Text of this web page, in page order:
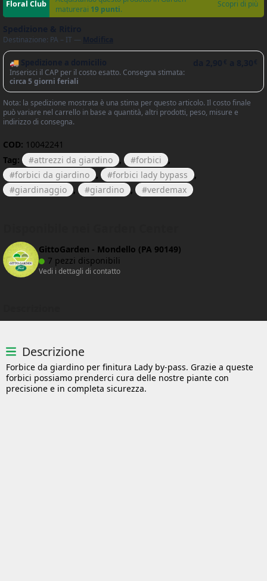
maturerai 19 punti. Scopri di più
Destinazione: PA – IT —
🚚 Spedizione a domicilio
Inserisci il CAP per il costo esatto. Consegna stimata:
circa 5 giorni feriali
Nota: la spedizione mostrata è una stima per questo articolo. Il costo finale
può variare nel carrello in base a quantità, altri prodotti, peso, misure e
indirizzo di consegna.
COD: 10042241
Tag:
attrezzi da giardino , forbici
,
forbici da giardino
, forbici lady bypass
,
giardinaggio
, giardino , verdemax
GittoGarden - Mondello (PA 90149)
7 pezzi disponibili
Vedi i dettagli di contatto
Descrizione
Forbice da giardino per finitura Lady by-pass. Grazie a queste
forbici possiamo prenderci cura delle nostre piante con
precisione e in completa sicurezza.